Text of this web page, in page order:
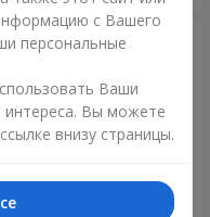
с Вашего
персональные
Ваши
интереса. Вы можете
внизу страницы.